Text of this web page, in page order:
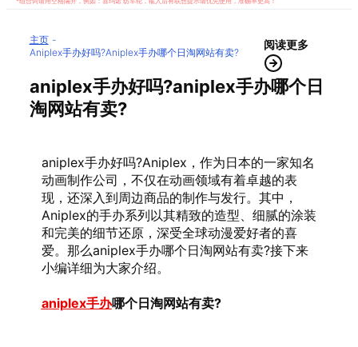
主页
Aniplex手办好吗?aniplex手办哪个日淘网站有卖?
阅读更多
aniplex手办好吗?aniplex手办哪个日
淘网站有卖?
aniplex手办好吗?Aniplex，作为日本的一家知名
动画制作公司，不仅在动画领域有着卓越的表
现，还深入到周边商品的制作与发行。其中，
Aniplex的手办系列以其精致的造型、细腻的涂装
和完美的细节还原，深受全球动漫爱好者的喜
爱。那么aniplex手办哪个日淘网站有卖?接下来
小编详细为大家介绍。
aniplex手办哪个日淘网站有卖?